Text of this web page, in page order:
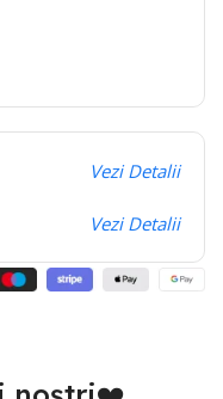
Vezi Detalii
Vezi Detalii